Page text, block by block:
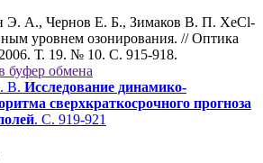
Э. А., Чернов Е. Б., Зимаков В. П. XeCl-
уровнем озонирования. // Оптика
Т. 19. № 10. С. 915-918.
буфер обмена
В. Исследование динамико-
сверхкраткосрочного прогноза
. С. 919-921